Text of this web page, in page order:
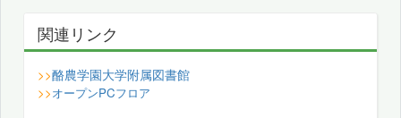
関連リンク
>>酪農学園大学附属図書館
>>オープンPCフロア